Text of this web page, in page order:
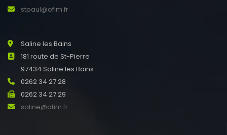
stpaul@ofim.fr
Saline les Bains
181 route de St-Pierre
97434 Saline les Bains
0262 34 27 28
0262 34 27 29
saline@ofim.fr